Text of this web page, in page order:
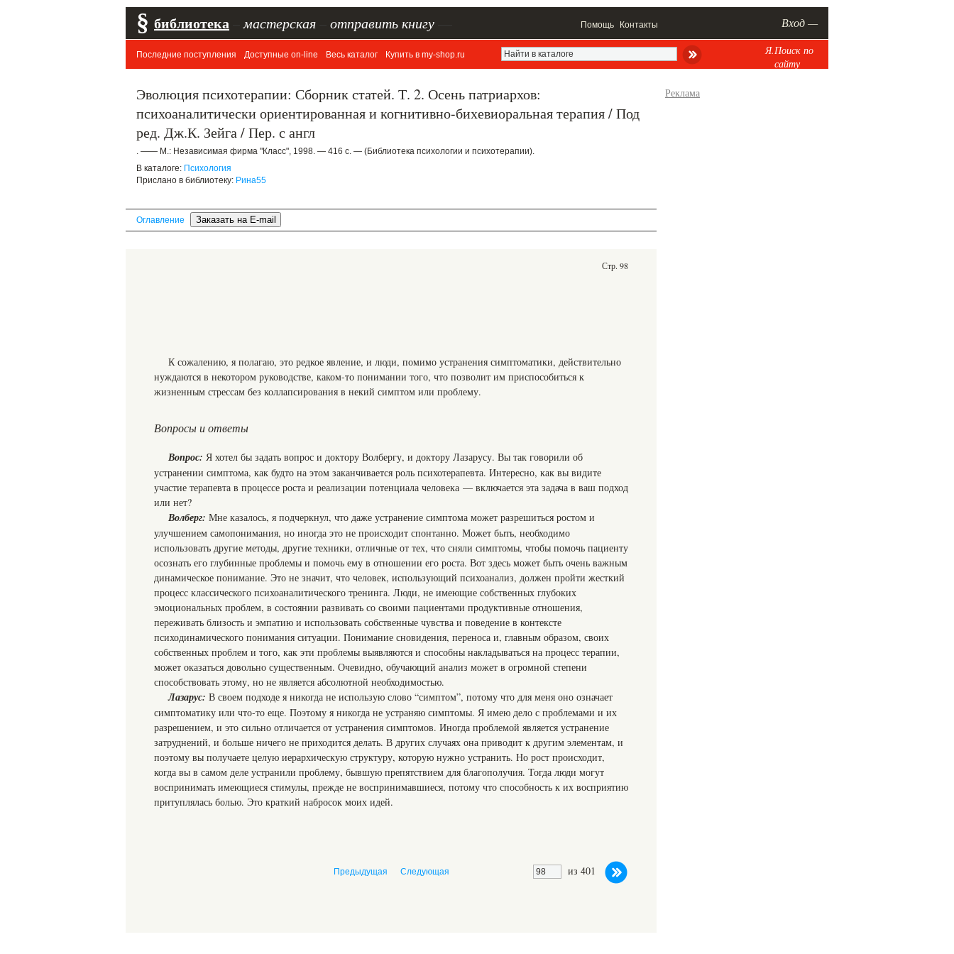
§ библиотека мастерская отправить книгу Помощь Контакты Вход —
Последние поступления Доступные on-line Весь каталог Купить в my-shop.ru
Я.Поиск по
сайту
Эволюция психотерапии: Сборник статей. Т. 2. Осень патриархов:
психоаналитически ориентированная и когнитивно-бихевиоральная терапия / Под
ред. Дж.К. Зейга / Пер. с англ
. —— М.: Независимая фирма "Класс", 1998. — 416 с. — (Библиотека психологии и психотерапии).
В каталоге: Психология
Прислано в библиотеку: Рина55
Оглавление
Стр. 98
К сожалению, я полагаю, это редкое явление, и люди, помимо устранения симптоматики, действительно
нуждаются в некотором руководстве, каком-то понимании того, что позволит им приспособиться к
жизненным стрессам без коллапсирования в некий симптом или проблему.
Вопросы и ответы
Вопрос: Я хотел бы задать вопрос и доктору Волбергу, и доктору Лазарусу. Вы так говорили об
устранении симптома, как будто на этом заканчивается роль психотерапевта. Интересно, как вы видите
участие терапевта в процессе роста и реализации потенциала человека — включается эта задача в ваш подход
или нет?
Волберг: Мне казалось, я подчеркнул, что даже устранение симптома может разрешиться ростом и
улучшением самопонимания, но иногда это не происходит спонтанно. Может быть, необходимо
использовать другие методы, другие техники, отличные от тех, что сняли симптомы, чтобы помочь пациенту
осознать его глубинные проблемы и помочь ему в отношении его роста. Вот здесь может быть очень важным
динамическое понимание. Это не значит, что человек, использующий психоанализ, должен пройти жесткий
процесс классического психоаналитического тренинга. Люди, не имеющие собственных глубоких
эмоциональных проблем, в состоянии развивать со своими пациентами продуктивные отношения,
переживать близость и эмпатию и использовать собственные чувства и поведение в контексте
психодинамического понимания ситуации. Понимание сновидения, переноса и, главным образом, своих
собственных проблем и того, как эти проблемы выявляются и способны накладываться на процесс терапии,
может оказаться довольно существенным. Очевидно, обучающий анализ может в огромной степени
способствовать этому, но не является абсолютной необходимостью.
Лазарус: В своем подходе я никогда не использую слово “симптом”, потому что для меня оно означает
симптоматику или что-то еще. Поэтому я никогда не устраняю симптомы. Я имею дело с проблемами и их
разрешением, и это сильно отличается от устранения симптомов. Иногда проблемой является устранение
затруднений, и больше ничего не приходится делать. В других случаях она приводит к другим элементам, и
поэтому вы получаете целую иерархическую структуру, которую нужно устранить. Но рост происходит,
когда вы в самом деле устранили проблему, бывшую препятствием для благополучия. Тогда люди могут
воспринимать имеющиеся стимулы, прежде не воспринимавшиеся, потому что способность к их восприятию
притуплялась болью. Это краткий набросок моих идей.
из 401
Предыдущая Следующая
Реклама